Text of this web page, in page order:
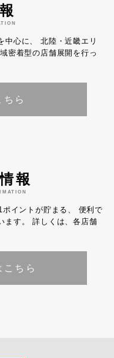
心に、
北陸・近畿エリ
密着型の店舗展開を行っ
ちら
報
イントが貯まる、
便利で
す。
詳しくは、各店舗
こちら